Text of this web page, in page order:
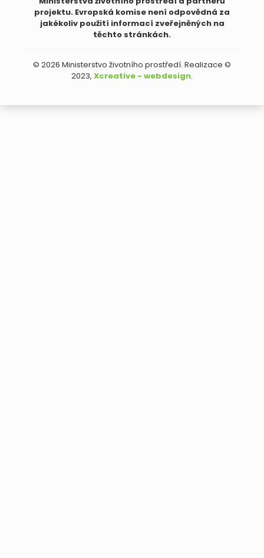
projektu. Evropská komise není odpovědná za
jakékoliv použití informací zveřejněných na
těchto stránkách.
© 2026 Ministerstvo životního prostředí. Realizace ©
2023, Xcreative - webdesign.